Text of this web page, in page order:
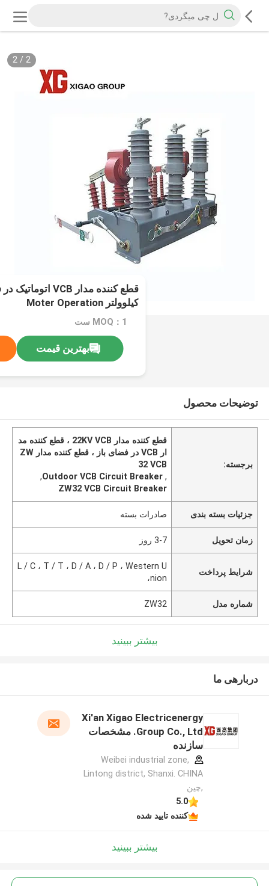
2
/
2
کیلوولتر Moter Operation
MOQ：1 ست
بهترین قیمت
توضیحات محصول
برجسته:
قطع کننده مدار 22KV VCB ، قطع کننده مد
ار VCB در فضای باز ، قطع کننده مدار ZW
32 VCB
,
Outdoor VCB Circuit Breaker
,
ZW32 VCB Circuit Breaker
جزئیات بسته بندی صادرات بسته
زمان تحویل 3-7 روز
شرایط پرداخت
L / C ، T / T ، D / A ، D / P ، Western U
nion،
شماره مدل ZW32
بیشتر ببینید
دربارهی ما
Xi'an Xigao Electricenergy
Group Co., Ltd. مشخصات
سازنده
Weibei industrial zone,
Lintong district, Shanxi. CHINA
,چین
5.0
کننده تایید شده
بیشتر ببینید